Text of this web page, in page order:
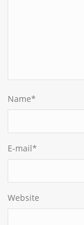
Name*
E-mail*
Website